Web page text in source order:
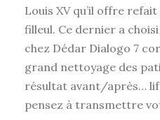
Louis XV qu’il offre
filleul. Ce dernier a
chez Dédar Dialogo 7
grand nettoyage des
résultat avant/après…
pensez à transmettre